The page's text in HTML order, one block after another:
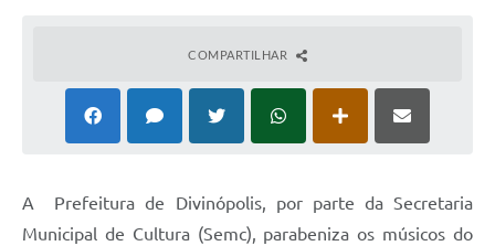
COMPARTILHAR
A Prefeitura de Divinópolis, por parte da Secretaria
Municipal de Cultura (Semc), parabeniza os músicos do